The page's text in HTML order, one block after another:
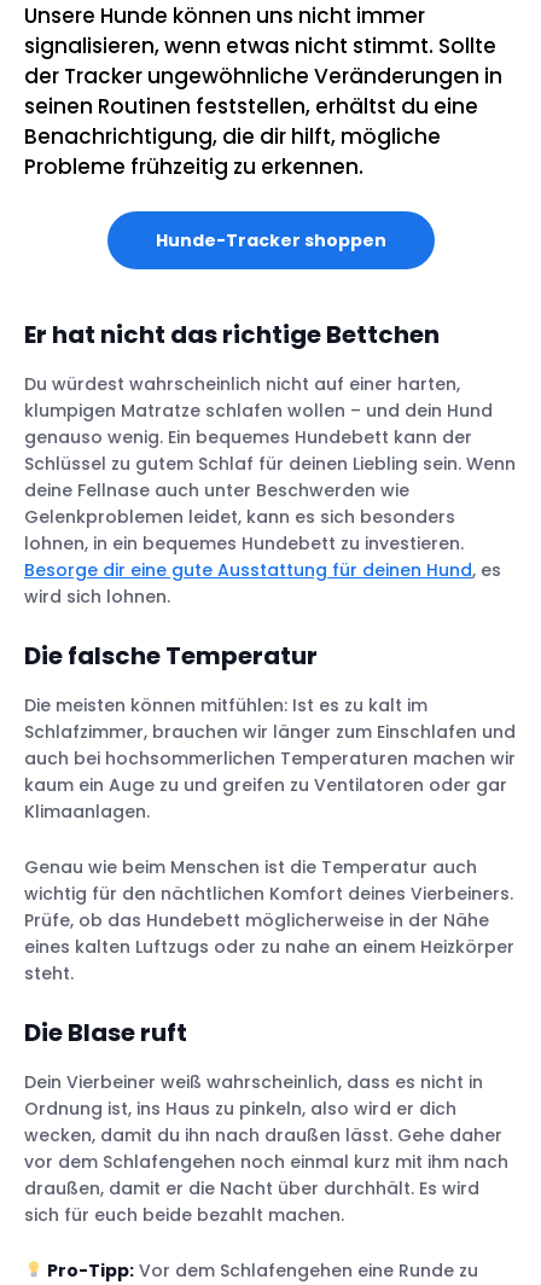
Unsere Hunde können uns nicht immer
signalisieren, wenn etwas nicht stimmt. Sollte
der Tracker ungewöhnliche Veränderungen in
seinen Routinen feststellen, erhältst du eine
Benachrichtigung, die dir hilft, mögliche
Probleme frühzeitig zu erkennen.
Hunde-Tracker shoppen
Er hat nicht das richtige Bettchen
Du würdest wahrscheinlich nicht auf einer harten,
klumpigen Matratze schlafen wollen – und dein Hund
genauso wenig. Ein bequemes Hundebett kann der
Schlüssel zu gutem Schlaf für deinen Liebling sein. Wenn
deine Fellnase auch unter Beschwerden wie
Gelenkproblemen leidet, kann es sich besonders
lohnen, in ein bequemes Hundebett zu investieren.
Besorge dir eine gute Ausstattung für deinen Hund, es
wird sich lohnen.
Die falsche Temperatur
Die meisten können mitfühlen: Ist es zu kalt im
Schlafzimmer, brauchen wir länger zum Einschlafen und
auch bei hochsommerlichen Temperaturen machen wir
kaum ein Auge zu und greifen zu Ventilatoren oder gar
Klimaanlagen.
Genau wie beim Menschen ist die Temperatur auch
wichtig für den nächtlichen Komfort deines Vierbeiners.
Prüfe, ob das Hundebett möglicherweise in der Nähe
eines kalten Luftzugs oder zu nahe an einem Heizkörper
steht.
Die Blase ruft
Dein Vierbeiner weiß wahrscheinlich, dass es nicht in
Ordnung ist, ins Haus zu pinkeln, also wird er dich
wecken, damit du ihn nach draußen lässt. Gehe daher
vor dem Schlafengehen noch einmal kurz mit ihm nach
draußen, damit er die Nacht über durchhält. Es wird
sich für euch beide bezahlt machen.
Pro-Tipp:Vor dem Schlafengehen eine Runde zu